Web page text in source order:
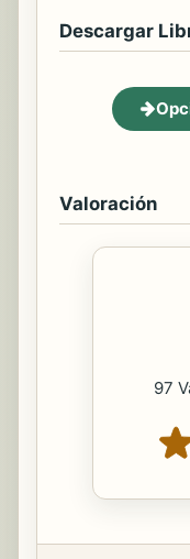
Descargar
Valoración
97